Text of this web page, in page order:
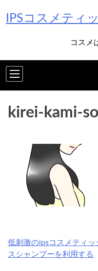
IPSコスメティ
コスメ
kirei-kami-
投
低刺激のipsコスメティッ
スシャンプーを利用する